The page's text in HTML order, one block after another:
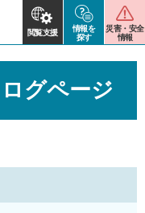
閲覧支援
情報を
探す
災害・安全
情報
グページ